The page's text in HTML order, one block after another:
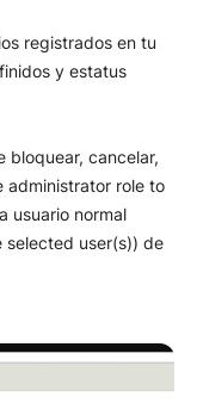
de Drupal
registrados en tu
y estatus
bloquear, cancelar,
administrator role to
usuario normal
selected user(s)) de